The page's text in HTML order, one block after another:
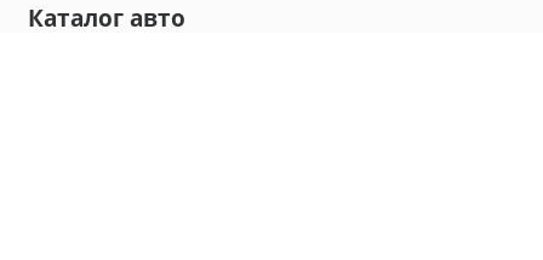
Каталог авто